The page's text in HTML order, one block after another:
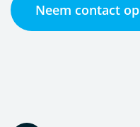
Neem contact op